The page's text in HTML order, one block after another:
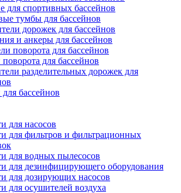
для спортивных бассейнов
тумбы для бассейнов
дорожек для бассейнов
и анкеры для бассейнов
поворота для бассейнов
для бассейнов
разделительных дорожек для
бассейнов
для насосов
для фильтров и фильтрационных
для водных пылесосов
для дезинфицирующего оборудования
для дозирующих насосов
для осушителей воздуха